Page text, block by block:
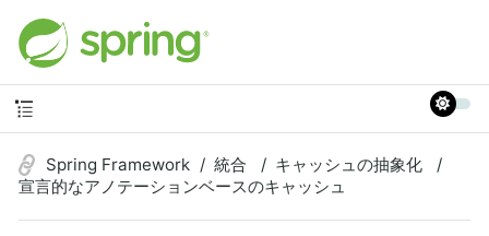
Spring Framework 統合
キャッシュの抽象化
宣言的なアノテーションベースのキャッシュ